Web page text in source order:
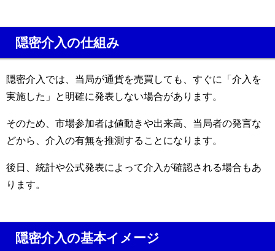
隠密介入の仕組み
隠密介入では、当局が通貨を売買しても、すぐに「介入を
実施した」と明確に発表しない場合があります。
そのため、市場参加者は値動きや出来高、当局者の発言な
どから、介入の有無を推測することになります。
後日、統計や公式発表によって介入が確認される場合もあ
ります。
隠密介入の基本イメージ